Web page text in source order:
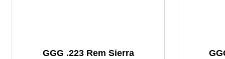
GGG .223 Rem Sierra